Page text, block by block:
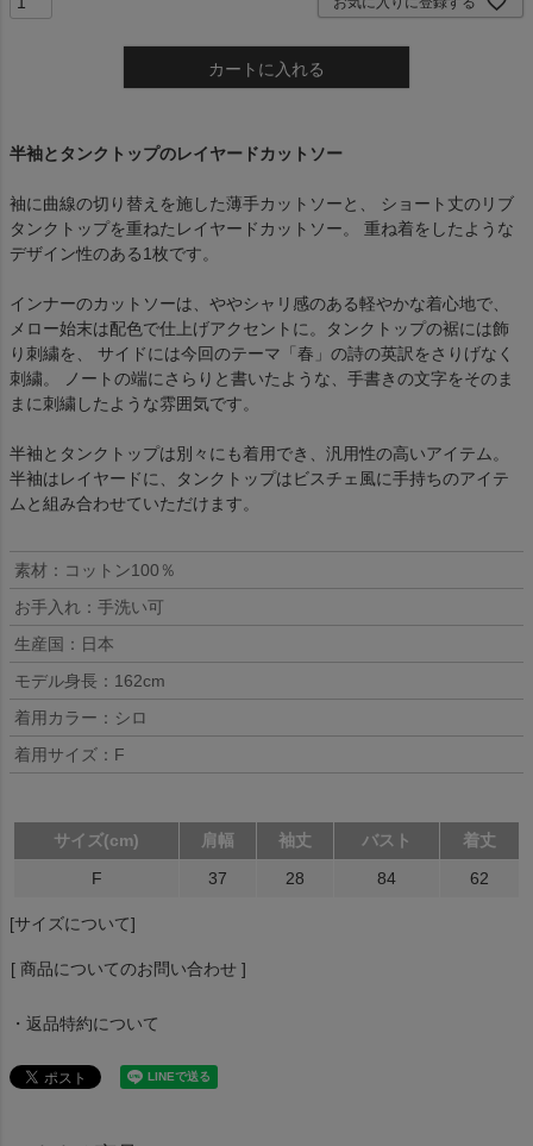
カートに入れる
半袖とタンクトップのレイヤードカットソー
袖に曲線の切り替えを施した薄手カットソーと、 ショート丈のリブ
タンクトップを重ねたレイヤードカットソー。 重ね着をしたような
デザイン性のある1枚です。
インナーのカットソーは、ややシャリ感のある軽やかな着心地で、
メロー始末は配色で仕上げアクセントに。タンクトップの裾には飾
り刺繍を、 サイドには今回のテーマ「春」の詩の英訳をさりげなく
刺繍。 ノートの端にさらりと書いたような、手書きの文字をそのま
まに刺繍したような雰囲気です。
半袖とタンクトップは別々にも着用でき、汎用性の高いアイテム。
半袖はレイヤードに、タンクトップはビスチェ風に手持ちのアイテ
ムと組み合わせていただけます。
素材：コットン100％
お手入れ：手洗い可
生産国：日本
モデル身長：162cm
着用カラー：シロ
着用サイズ：F
サイズ(cm) 肩幅 袖丈 バスト
着丈
F
37 28 84 62
[サイズについて]
[ 商品についてのお問い合わせ ]
・返品特約について